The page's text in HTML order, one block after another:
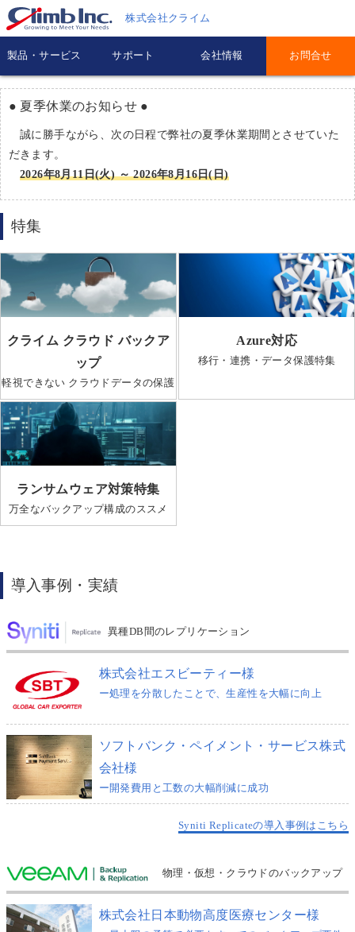
株式会社クライム
製品・サービス サポート 会社情報 お問合せ
● 夏季休業のお知らせ ●
誠に勝手ながら、次の日程で弊社の夏季休業期間とさせていた
だきます。
2026年8月11日(火) ～ 2026年8月16日(日)
特集
クライム クラウド バックア
ップ
軽視できない クラウドデータの保護
Azure対応
移行・連携・データ保護特集
ランサムウェア対策特集
万全なバックアップ構成のススメ
導入事例・実績
異種DB間のレプリケーション
株式会社エスビーティー様
ー処理を分散したことで、生産性を大幅に向上
ソフトバンク・ペイメント・サービス株式
会社様
ー開発費用と工数の大幅削減に成功
Syniti Replicateの導入事例はこちら
物理・仮想・クラウドのバックアップ
株式会社日本動物高度医療センター様